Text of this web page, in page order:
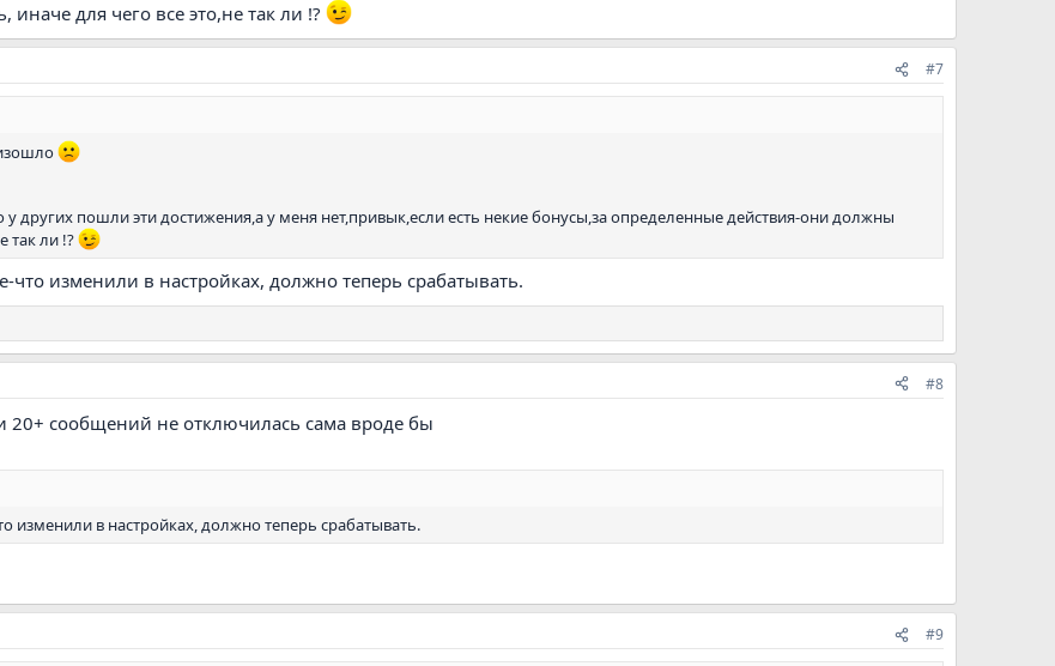
для чего все это,не так ли !?
#7
у других пошли эти достижения,а у меня нет,привык,если есть некие бонусы,за определенные действия-они должны
так ли !?
изменили в настройках, должно теперь срабатывать.
#8
20+ сообщений не отключилась сама вроде бы
изменили в настройках, должно теперь срабатывать.
#9